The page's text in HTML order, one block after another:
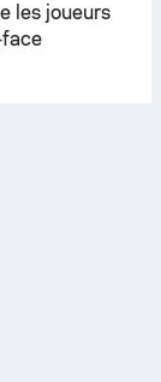
les joueurs